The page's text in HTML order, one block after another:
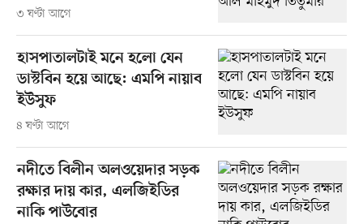
৩ ঘণ্টা আগে
হাসপাতালটাই মনে হলো যেন
ডাস্টবিন হয়ে আছে: এমপি নায়াব
ইউসুফ
৪ ঘণ্টা আগে
নদীতে বিলীন অলওয়েদার সড়ক
রক্ষার দায় কার, এলজিইডির
নাকি পাউবোর